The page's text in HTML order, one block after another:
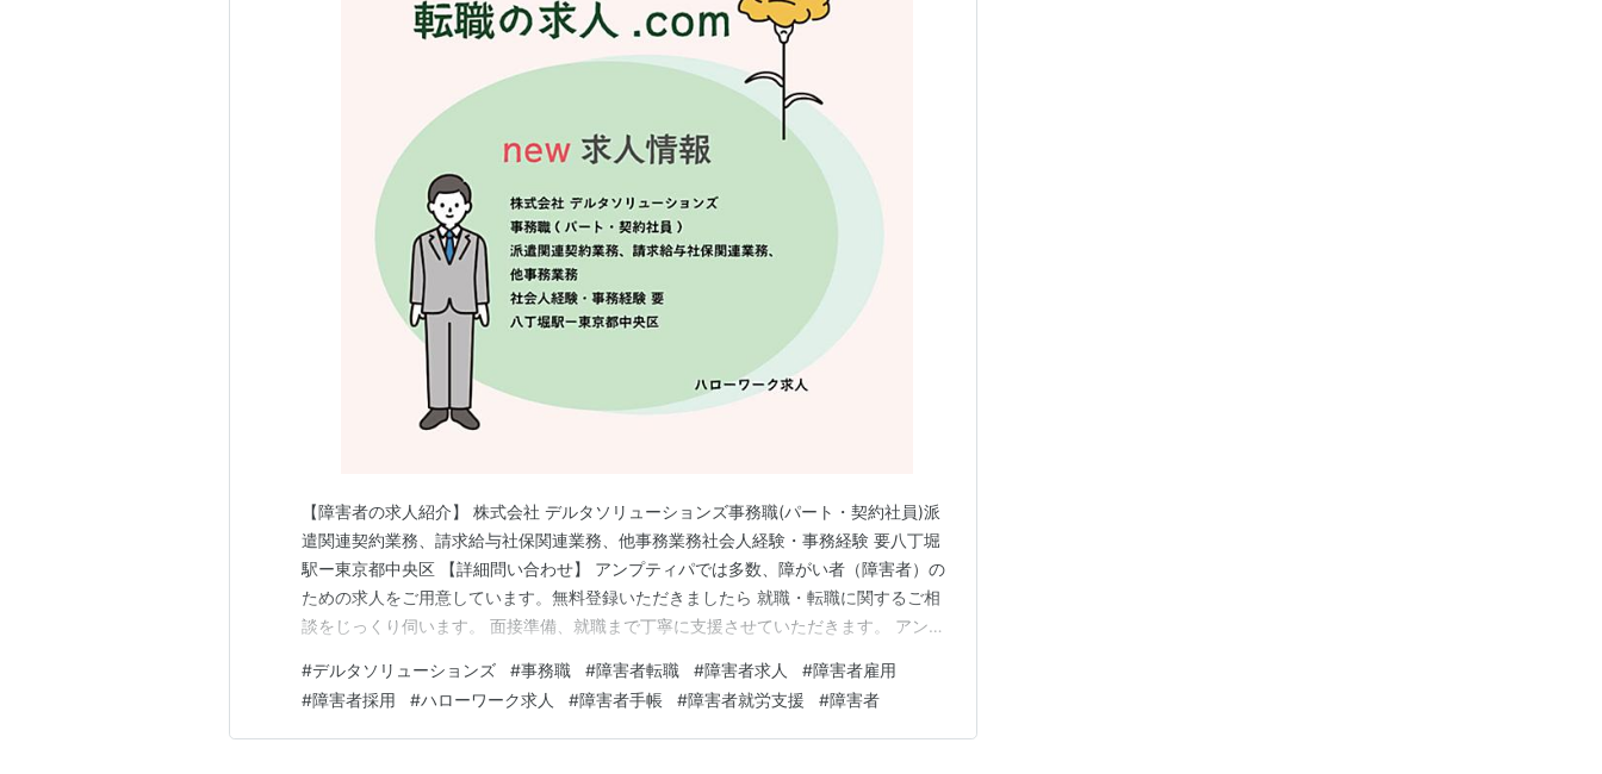
【障害者の求人紹介】 株式会社 デルタソリューションズ事務職(パート・契約社員)派
遣関連契約業務、請求給与社保関連業務、他事務業務社会人経験・事務経験 要八丁堀
駅ー東京都中央区 【詳細問い合わせ】 アンプティパでは多数、障がい者（障害者）の
ための求人をご用意しています。無料登録いただきましたら 就職・転職に関するご相
談をじっくり伺います。 面接準備、就職まで丁寧に支援させていただきます。 アンプ
#デルタソリューションズ #事務職 #障害者転職 #障害者求人 #障害者雇用
#障害者採用 #ハローワーク求人 #障害者手帳 #障害者就労支援 #障害者